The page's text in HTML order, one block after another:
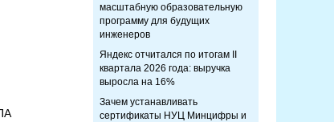
масштабную образовательную
программу для будущих
инженеров
Яндекс отчитался по итогам II
квартала 2026 года: выручка
выросла на 16%
Зачем устанавливать
сертификаты НУЦ Минцифры и